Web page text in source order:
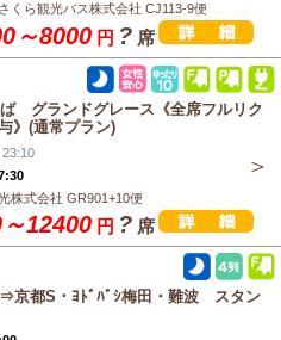
くら観光バス株式会社 CJ113-9便
～8000 円 ? 席
グランドグレース《全席フルリク
》(通常プラン)
株式会社 GR901+10便
12400 円 ? 席
京都S・ﾖﾄﾞﾊﾞｼ梅田・難波 スタン